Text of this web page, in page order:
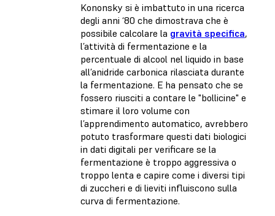
Kononsky si è imbattuto in una ricerca
degli anni ‘80 che dimostrava che è
possibile calcolare la gravità specifica,
l’attività di fermentazione e la
percentuale di alcool nel liquido in base
all’anidride carbonica rilasciata durante
la fermentazione. E ha pensato che se
fossero riusciti a contare le "bollicine" e
stimare il loro volume con
l’apprendimento automatico, avrebbero
potuto trasformare questi dati biologici
in dati digitali per verificare se la
fermentazione è troppo aggressiva o
troppo lenta e capire come i diversi tipi
di zuccheri e di lieviti influiscono sulla
curva di fermentazione.